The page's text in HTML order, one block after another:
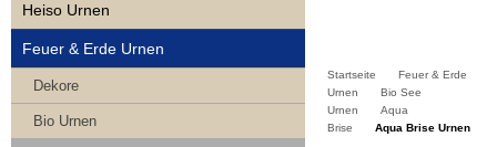
Startseite
Feuer & Erde
Urnen
Bio See
Urnen
Aqua
Brise
Aqua Brise Urnen
Heiso Urnen
Feuer & Erde Urnen
Dekore
Bio Urnen